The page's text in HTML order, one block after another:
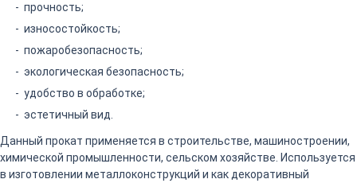
прочность;
износостойкость;
пожаробезопасность;
экологическая безопасность;
удобство в обработке;
эстетичный вид.
Данный прокат применяется в строительстве, машиностроении,
химической промышленности, сельском хозяйстве. Используется
в изготовлении металлоконструкций и как декоративный